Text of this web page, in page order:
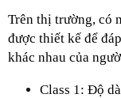
Trên thị trường, có
được thiết kế để
khác nhau của
Class 1: Độ